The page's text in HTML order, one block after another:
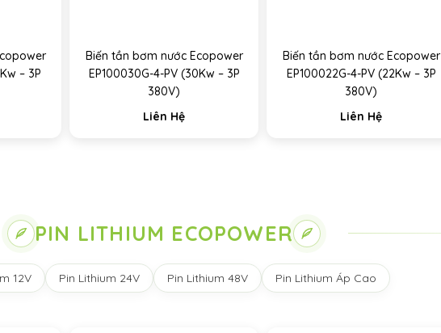
– 3P
Biến tần bơm nước Ecopower
EP100030G-4-PV (30Kw – 3P
380V)
Liên Hệ
Biến tần bơm nước Ecopower
EP100022G-4-PV (22Kw – 3P
380V)
Liên Hệ
PIN LITHIUM ECOPOWER
12V Pin Lithium 24V Pin Lithium 48V Pin Lithium Áp Cao